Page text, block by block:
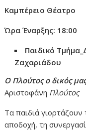
Καμπέρειο Θέατρο
Ώρα Έναρξης: 18:00
Παιδικό Τμήμα
Ζαχαριάδου
Ο Πλούτος ο δικός
Αριστοφάνη Πλούτος
Τα παιδιά γιορτάζουν
αποδοχή, τη